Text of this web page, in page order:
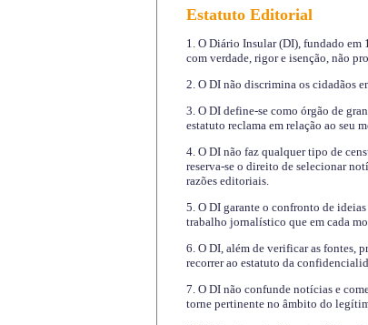
Estatuto Editorial
1. O Diário Insular (DI), fundado em
com verdade, rigor e isenção, não
2. O DI não discrimina os cidadãos
3. O DI define-se como órgão de
estatuto reclama em relação ao seu
4. O DI não faz qualquer tipo de
reserva-se o direito de selecionar
razões editoriais.
5. O DI garante o confronto de
trabalho jornalístico que em cada
6. O DI, além de verificar as fontes,
recorrer ao estatuto da
7. O DI não confunde notícias e
torne pertinente no âmbito do